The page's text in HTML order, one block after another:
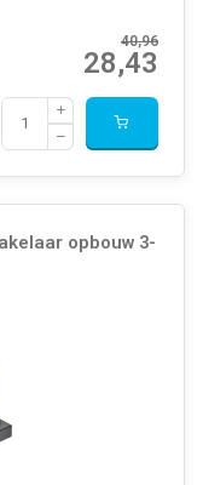
40,96
28,43
opbouw 3-